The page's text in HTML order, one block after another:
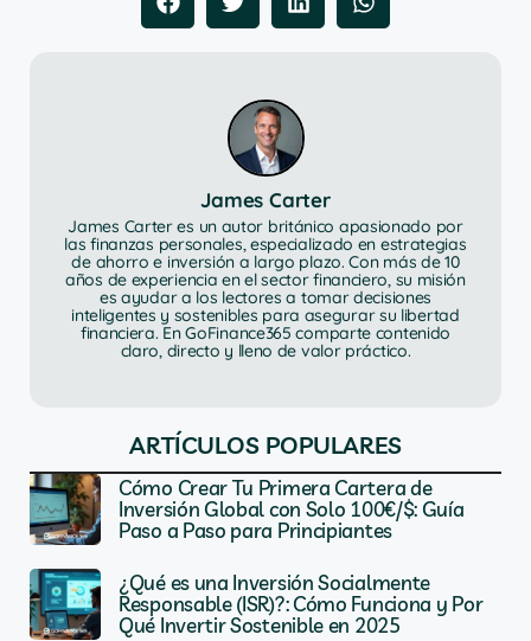
James Carter
James Carter es un autor británico apasionado por
las finanzas personales, especializado en estrategias
de ahorro e inversión a largo plazo. Con más de 10
años de experiencia en el sector financiero, su misión
es ayudar a los lectores a tomar decisiones
inteligentes y sostenibles para asegurar su libertad
financiera. En GoFinance365 comparte contenido
claro, directo y lleno de valor práctico.
ARTÍCULOS POPULARES
Cómo Crear Tu Primera Cartera de
Inversión Global con Solo 100€/$: Guía
Paso a Paso para Principiantes
¿Qué es una Inversión Socialmente
Responsable (ISR)?: Cómo Funciona y Por
Qué Invertir Sostenible en 2025